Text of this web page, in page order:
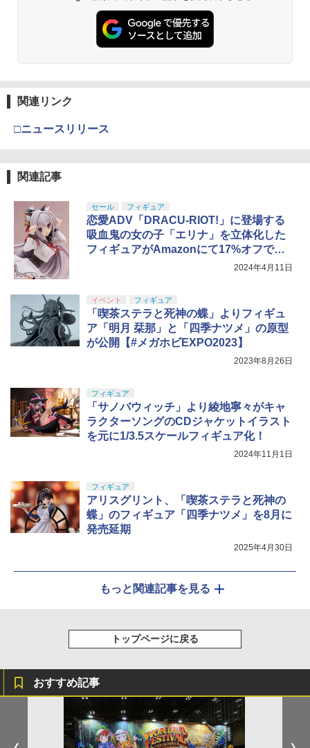
関連リンク
□ニュースリリース
関連記事
セール フィギュア
恋愛ADV「DRACU-RIOT!」に登場する
吸血鬼の女の子「エリナ」を立体化した
フィギュアがAmazonにて17%オフで販
2024年4月11日
イベント フィギュア
「喫茶ステラと死神の蝶」よりフィギュ
ア「明月 栞那」と「四季ナツメ」の原型
が公開【#メガホビEXPO2023】
2023年8月26日
フィギュア
「サノバウィッチ」より綾地寧々がキャ
ラクターソングのCDジャケットイラスト
を元に1/3.5スケールフィギュア化！
2024年11月1日
フィギュア
アリスグリント、「喫茶ステラと死神の
蝶」のフィギュア「四季ナツメ」を8月に
発売延期
2025年4月30日
もっと関連記事を見る
トップページに戻る
おすすめ記事